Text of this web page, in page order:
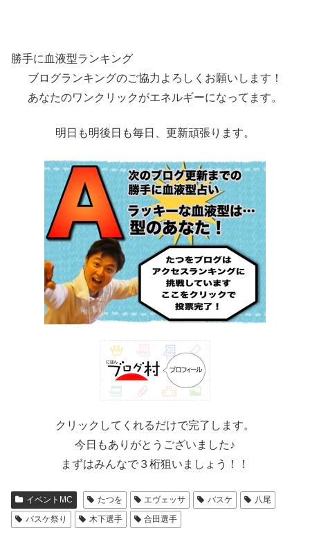
勝手に血液型ランキング
ブログランキングのご協力よろしくお願いします！
あなたのワンクリックがエネルギーになってます。
明日も明後日も毎日、更新頑張ります。
クリックしてくれるだけで完了します。
今日もありがとうございました♪
まずはみんなで３桁狙いましょう！！
イベントMC たつを エヴェッサ バスケ
八尾
バスケ祭り
木下選手 合田選手